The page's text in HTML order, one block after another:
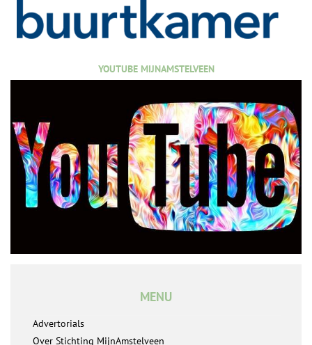
YOUTUBE MIJNAMSTELVEEN
MENU
Advertorials
Over Stichting MijnAmstelveen